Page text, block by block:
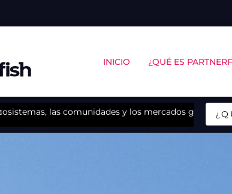
INICIO ¿QUÉ ES
las comunidades y los mercados globales
XI